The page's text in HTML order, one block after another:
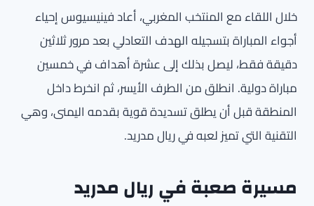
خلال اللقاء مع المنتخب المغربي، أعاد فينيسيوس إحياء
أجواء المباراة بتسجيله الهدف التعادلي بعد مرور ثلاثين
دقيقة فقط، ليصل بذلك إلى عشرة أهداف في خمسين
مباراة دولية. انطلق من الطرف الأيسر، ثم انخرط داخل
المنطقة قبل أن يطلق تسديدة قوية بقدمه اليمنى، وهي
التقنية التي تميز لعبه في ريال مدريد.
مسيرة صعبة في ريال مدريد